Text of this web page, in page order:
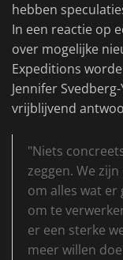
hebben
In een reactie op
over mogelijke
Expeditions
Jennifer
vrijblijvend
"Niets
zeggen. We
om alles wat er
om te
er een sterke
meer willen